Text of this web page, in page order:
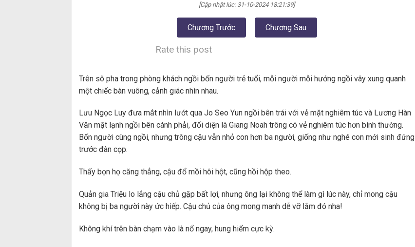
[Cập nhật lúc: 31-10-2024 18:21:39]
Chương Trước Chương Sau
Rate this post
Trên sô pha trong phòng khách ngồi bốn người trẻ tuổi, mỗi người mỗi hướng ngồi vây xung quanh
một chiếc bàn vuông, cảnh giác nhìn nhau.
Lưu Ngọc Luy đưa mắt nhìn lướt qua Jo Seo Yun ngồi bên trái với vẻ mặt nghiêm túc và Lương Hàn
Văn mặt lạnh ngồi bên cánh phải, đối diện là Giang Noah trông có vẻ nghiêm túc hơn bình thường.
Bốn người cùng ngồi, nhưng trông cậu vẫn nhỏ con hơn ba người, giống như nghé con mới sinh đứng
trước đàn cọp.
Thấy bọn họ căng thẳng, cậu đổ mồi hôi hột, cũng hồi hộp theo.
Quản gia Triệu lo lắng cậu chủ gặp bất lợi, nhưng ông lại không thể làm gì lúc này, chỉ mong cậu
không bị ba người này ức hiếp. Cậu chủ của ông mong manh dễ vỡ lắm đó nha!
Không khí trên bàn chạm vào là nổ ngay, hung hiểm cực kỳ.